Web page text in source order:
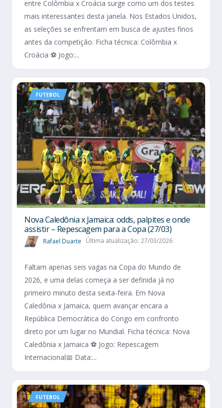
entre Colômbia x Croácia surge como um dos testes
mais interessantes desta janela. Nos Estados Unidos,
as seleções se enfrentam em busca de ajustes finos
antes da competição. Ficha técnica: Colômbia x
Croácia ⚽ Jogo:...
FUTEBOL
Nova Caledônia x Jamaica: odds, palpites e onde
assistir – Repescagem para a Copa (27/03)
Rafael Duarte Última atualização: 27/03/2026
Faltam apenas seis vagas na Copa do Mundo de
2026, e uma delas começa a ser definida já no
primeiro minuto desta sexta-feira. Em Nova
Caledônia x Jamaica, quem avançar encara a
República Democrática do Congo em confronto
direto por um lugar no Mundial. Ficha técnica: Nova
Caledônia x Jamaica ⚽ Jogo: Repescagem
Internacional📅 Data:...
FUTEBOL